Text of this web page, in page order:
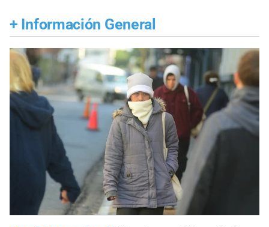
+ Información General